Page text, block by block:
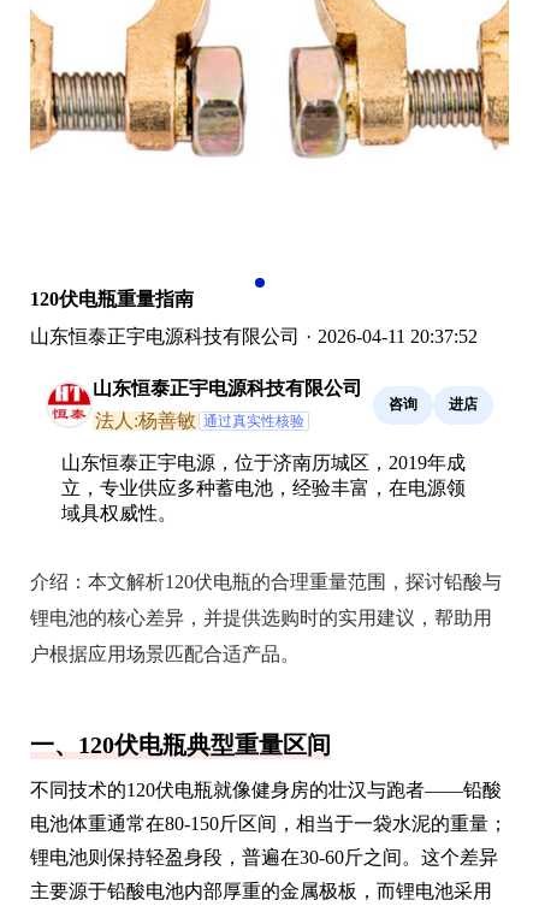
120伏电瓶重量指南
山东恒泰正宇电源科技有限公司 · 2026-04-11 20:37:52
山东恒泰正宇电源科技有限公司
法人:杨善敏 通过真实性核验
咨询 进店
山东恒泰正宇电源，位于济南历城区，2019年成
立，专业供应多种蓄电池，经验丰富，在电源领
域具权威性。
介绍： 本文解析120伏电瓶的合理重量范围，探讨铅酸与
锂电池的核心差异，并提供选购时的实用建议，帮助用
户根据应用场景匹配合适产品。
一、120伏电瓶典型重量区间
不同技术的120伏电瓶就像健身房的壮汉与跑者——铅酸
电池体重通常在80-150斤区间，相当于一袋水泥的重量；
锂电池则保持轻盈身段，普遍在30-60斤之间。这个差异
主要源于铅酸电池内部厚重的金属极板，而锂电池采用